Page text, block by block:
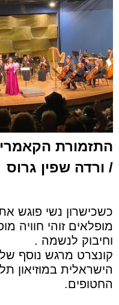
התזמורת
/ ורדה שפין גרוס
כשכישרון נשי פוגש
מופלאים זוהי חוויה
וחיבוק לנשמה .
קונצרט מרגש נוסף
הישראלית במוזיאון
החטופים.